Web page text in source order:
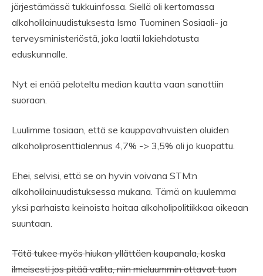
järjestämässä tukkuinfossa. Siellä oli kertomassa
alkoholilainuudistuksesta Ismo Tuominen Sosiaali- ja
terveysministeriöstä, joka laatii lakiehdotusta
eduskunnalle.
Nyt ei enää peloteltu median kautta vaan sanottiin
suoraan.
Luulimme tosiaan, että se kauppavahvuisten oluiden
alkoholiprosenttialennus 4,7% -> 3,5% oli jo kuopattu.
Ehei, selvisi, että se on hyvin voivana STM:n
alkoholilainuudistuksessa mukana. Tämä on kuulemma
yksi parhaista keinoista hoitaa alkoholipolitiikkaa oikeaan
suuntaan.
Tätä tukee myös hiukan yllättäen kaupanala, koska
ilmeisesti jos pitää valita, niin mieluummin ottavat tuon